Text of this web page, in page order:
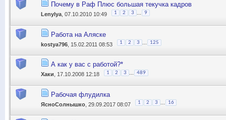
Почему в Раф Плюс большая текучка кадров
Lenylya , 07.10.2010 10:49 1 2 3 9
Работа на Аляске
kostya796 , 15.02.2011 08:53 1 2 3 ... 125
А как у вас с работой?*
Хаки , 17.10.2008 12:18 1 2 3 489
Рабочая флудилка
ЯсноСолнышко , 29.09.2017 08:07 1 2 3 ... 16